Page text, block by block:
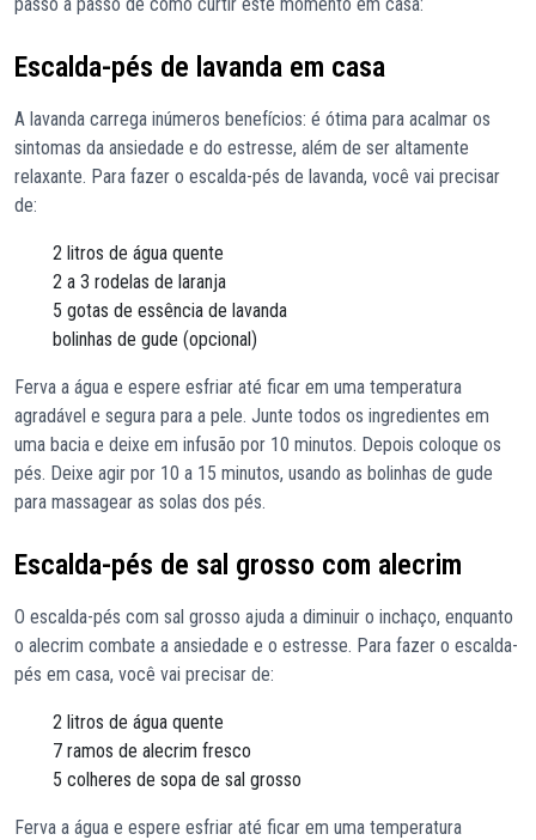
Escalda-pés de lavanda em casa
A lavanda carrega inúmeros benefícios: é ótima para acalmar os
sintomas da ansiedade e do estresse, além de ser altamente
relaxante. Para fazer o escalda-pés de lavanda, você vai precisar
de:
2 litros de água quente
2 a 3 rodelas de laranja
5 gotas de essência de lavanda
bolinhas de gude (opcional)
Ferva a água e espere esfriar até ficar em uma temperatura
agradável e segura para a pele. Junte todos os ingredientes em
uma bacia e deixe em infusão por 10 minutos. Depois coloque os
pés. Deixe agir por 10 a 15 minutos, usando as bolinhas de gude
para massagear as solas dos pés.
Escalda-pés de sal grosso com alecrim
O escalda-pés com sal grosso ajuda a diminuir o inchaço, enquanto
o alecrim combate a ansiedade e o estresse. Para fazer o escalda-
pés em casa, você vai precisar de:
2 litros de água quente
7 ramos de alecrim fresco
5 colheres de sopa de sal grosso
Ferva a água e espere esfriar até ficar em uma temperatura